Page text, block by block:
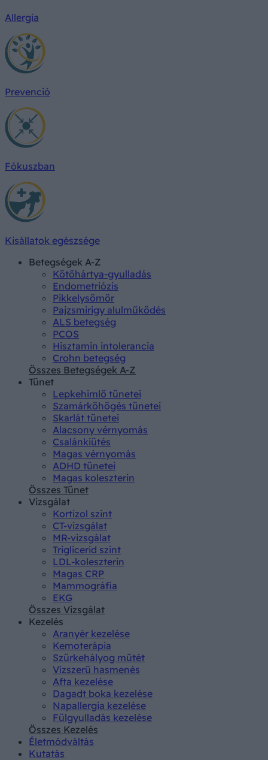
Allergia
Prevenció
Fókuszban
Kisállatok egészsége
Betegségek A-Z
Kötőhártya-gyulladás
Endometriózis
Pikkelysömör
Pajzsmirigy alulműködés
ALS betegség
PCOS
Hisztamin intolerancia
Crohn betegség
Összes Betegségek A-Z
Tünet
Lepkehimlő tünetei
Szamárköhögés tünetei
Skarlát tünetei
Alacsony vérnyomás
Csalánkiütés
Magas vérnyomás
ADHD tünetei
Magas koleszterin
Összes Tünet
Vizsgálat
Kortizol szint
CT-vizsgálat
MR-vizsgálat
Triglicerid szint
LDL-koleszterin
Magas CRP
Mammográfia
EKG
Összes Vizsgálat
Kezelés
Aranyér kezelése
Kemoterápia
Szürkehályog műtét
Vízszerű hasmenés
Afta kezelése
Dagadt boka kezelése
Napallergia kezelése
Fülgyulladás kezelése
Összes Kezelés
Életmódváltás
Kutatás